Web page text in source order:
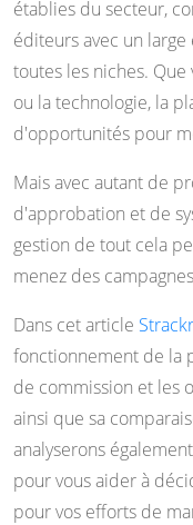
établies du secteur,
éditeurs avec un
toutes les niches. Que
ou la technologie, la
d'opportunités pour
Mais avec autant de
d'approbation et de
gestion de tout cela
menez des
Dans cet article Strackr
fonctionnement de la
de commission et les
ainsi que sa
analyserons
pour vous aider à
pour vos efforts de